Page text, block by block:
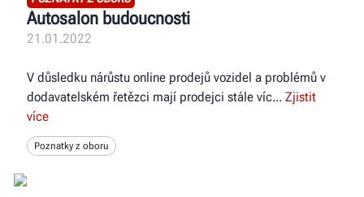
Autosalon budoucnosti
21.01.2022
V důsledku nárůstu online prodejů vozidel a problémů v
dodavatelském řetězci mají prodejci stále víc
Zjistit
více
Poznatky z oboru